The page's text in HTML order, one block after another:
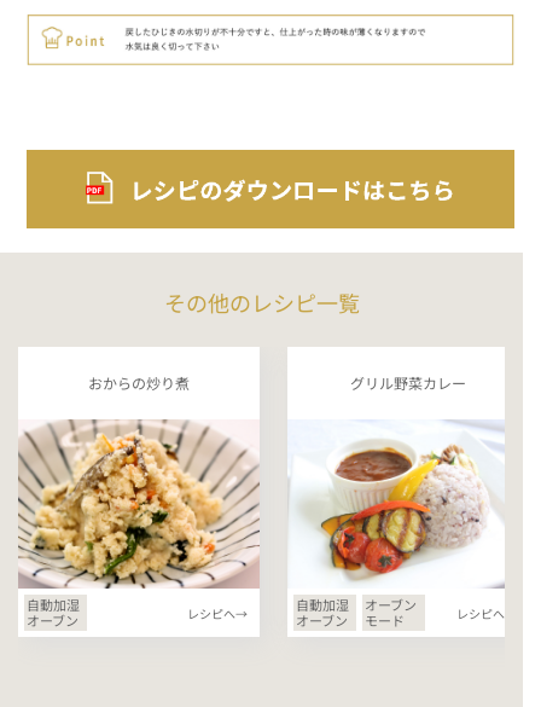
その他のレシピ一覧
おからの炒り煮
自動加湿
オーブン
レシピへ→
グリル野菜カレー
自動加湿
オーブン
オーブン
モード
レシピへ→